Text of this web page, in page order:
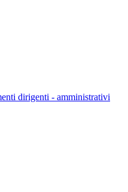
dirigenti - amministrativi